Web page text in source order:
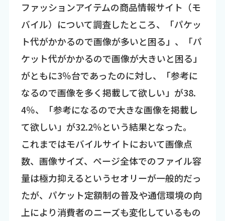
ファッションアイテムの商品情報サイト（モ
バイル）について調査したところ、「パケッ
ト代がかかるので画像が多いと困る」、「パ
ケット代がかかるので画像が大きいと困る」
がともに3％台であったのに対し、「参考に
なるので画像を多く掲載して欲しい」が38.
4％、「参考になるので大きな画像を掲載し
て欲しい」が32.2％という結果となった。
これまではモバイルサイトにおいて画像点
数、画像サイズ、ページ全体でのファイル容
量は極力抑えるというセオリーが一般的だっ
たが、パケット定額制の普及や通信環境の向
上により消費者のニーズも変化しているもの